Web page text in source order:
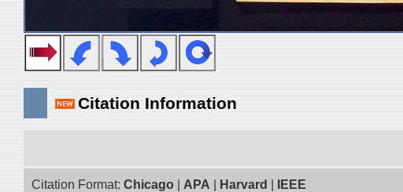
Citation Information
Citation Format: Chicago APA Harvard IEEE